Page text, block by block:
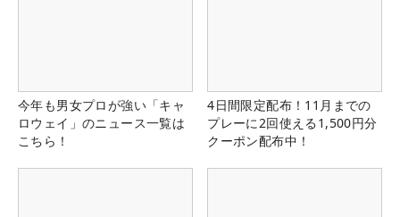
今年も男女プロが強い「キャ
ロウェイ」のニュース一覧は
こちら！
4日間限定配布！11月までの
プレーに2回使える1,500円分
クーポン配布中！